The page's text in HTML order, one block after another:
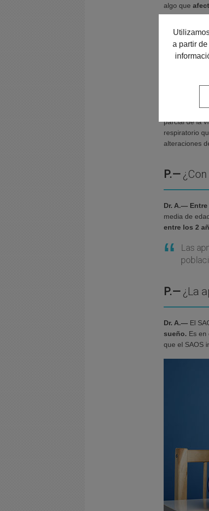
algo que
P.—
No,
Existe un
parcial de la
respiratorio
alteraciones
P.—
Dr. A.—
media de
entre los 2
Las
P.— ¿La
Dr. A.— El
sueño. Es en
que el SAOS
a partir